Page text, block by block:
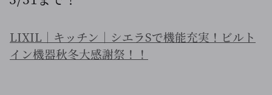
LIXIL｜キッチン｜シエラSで機能充実！ビルト
イン機器秋冬大感謝祭！！